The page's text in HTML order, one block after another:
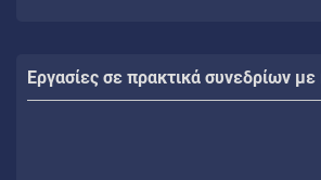
Εργασίες σε πρακτικά συνεδρίων με